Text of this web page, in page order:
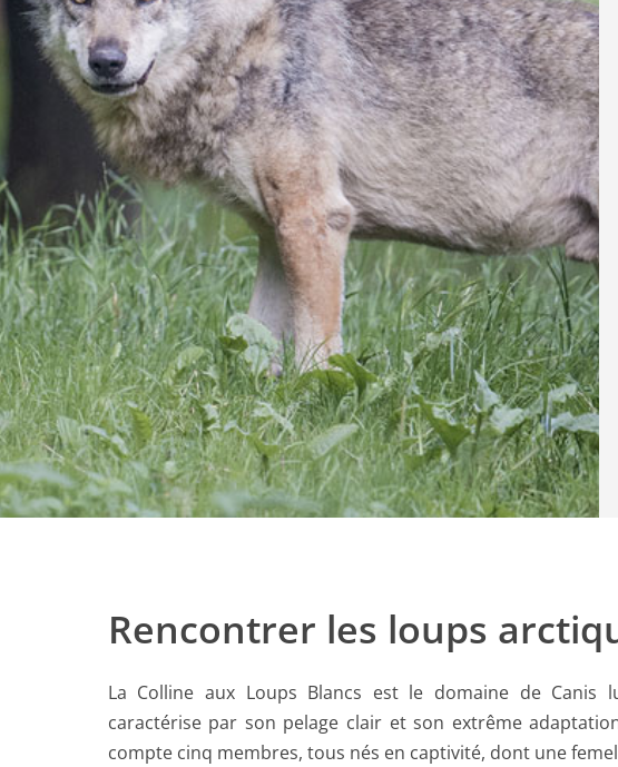
Rencontrer les loups
La Colline aux Loups Blancs est le domaine de Canis
caractérise par son pelage clair et son extrême
compte cinq membres, tous nés en captivité, dont une